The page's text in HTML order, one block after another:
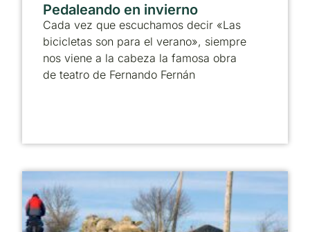
Pedaleando en invierno
Cada vez que escuchamos decir «Las
bicicletas son para el verano», siempre
nos viene a la cabeza la famosa obra
de teatro de Fernando Fernán